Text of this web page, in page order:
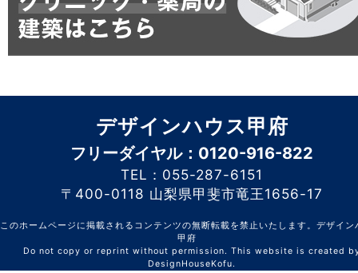
デザインハウス甲府
フリーダイヤル：0120-916-822
TEL：055-287-6151
〒400-0118 山梨県甲斐市竜王1656-17
このホームページに掲載されるコンテンツの無断転載を禁止いたします。デザイン
甲府
Do not copy or reprint without permission. This website is created
DesignHouseKofu.